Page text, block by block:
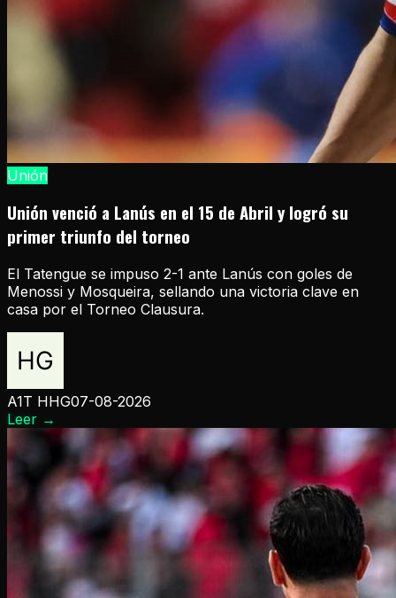
Unión
Unión venció a Lanús en el 15 de Abril y logró su
primer triunfo del torneo
El Tatengue se impuso 2-1 ante Lanús con goles de
Menossi y Mosqueira, sellando una victoria clave en
casa por el Torneo Clausura.
A1T HHG07-08-2026
Leer →